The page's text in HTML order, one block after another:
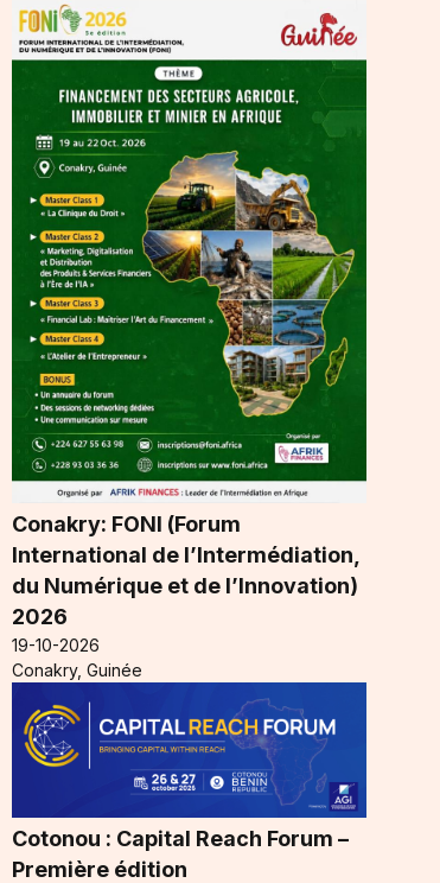
Conakry: FONI (Forum
International de l’Intermédiation,
du Numérique et de l’Innovation)
2026
19-10-2026
Conakry, Guinée
Cotonou : Capital Reach Forum –
Première édition